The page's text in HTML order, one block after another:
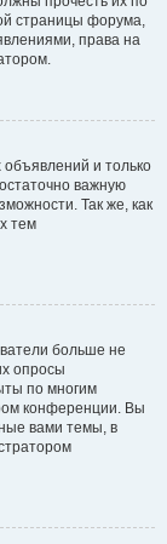
страницы форума,
права на
и только
важную
Так же, как
тем
больше не
опросы
по многим
конференции. Вы
вами темы, в